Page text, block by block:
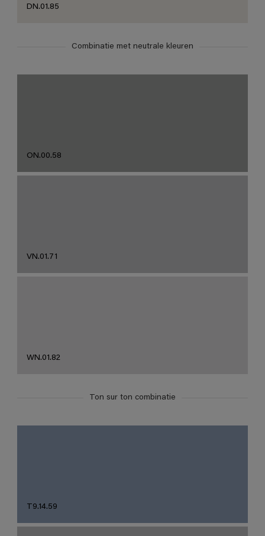
DN.01.85
Combinatie met neutrale kleuren
ON.00.58
VN.01.71
WN.01.82
Ton sur ton combinatie
T9.14.59